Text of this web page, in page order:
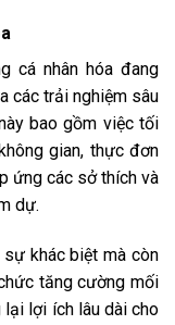
cá nhân hóa đang
các trải nghiệm sâu
bao gồm việc tối
gian, thực đơn
ứng các sở thích và
dự.
khác biệt mà còn
tăng cường mối
lại lợi ích lâu dài cho